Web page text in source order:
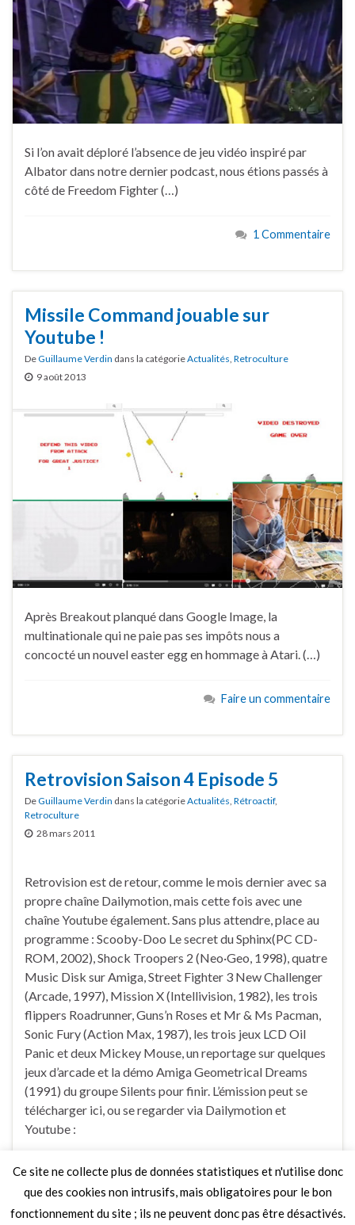
Si l’on avait déploré l’absence de jeu vidéo inspiré par
Albator dans notre dernier podcast, nous étions passés à
côté de Freedom Fighter (…)
1 Commentaire
Missile Command jouable sur
Youtube !
DeGuillaume Verdin dans la catégorieActualités Retroculture
9 août 2013
Après Breakout planqué dans Google Image, la
multinationale qui ne paie pas ses impôts nous a
concocté un nouvel easter egg en hommage à Atari. (…)
Faire un commentaire
Retrovision Saison 4 Episode 5
DeGuillaume Verdin dans la catégorieActualités, Rétroactif,
Retroculture
28 mars 2011
Retrovision est de retour, comme le mois dernier avec sa
propre chaîne Dailymotion, mais cette fois avec une
chaîne Youtube également. Sans plus attendre, place au
programme : Scooby-Doo Le secret du Sphinx(PC CD-
ROM, 2002), Shock Troopers 2 (Neo·Geo, 1998), quatre
Music Disk sur Amiga, Street Fighter 3 New Challenger
(Arcade, 1997), Mission X (Intellivision, 1982), les trois
flippers Roadrunner, Guns’n Roses et Mr & Ms Pacman,
Sonic Fury (Action Max, 1987), les trois jeux LCD Oil
Panic et deux Mickey Mouse, un reportage sur quelques
jeux d’arcade et la démo Amiga Geometrical Dreams
(1991) du groupe Silents pour finir. L’émission peut se
télécharger ici, ou se regarder via Dailymotion et
Youtube :
Faire un commentaire
Ce site ne collecte plus de données statistiques et n'utilise donc
que des cookies non intrusifs, mais obligatoires pour le bon
fonctionnement du site ; ils ne peuvent donc pas être désactivés.